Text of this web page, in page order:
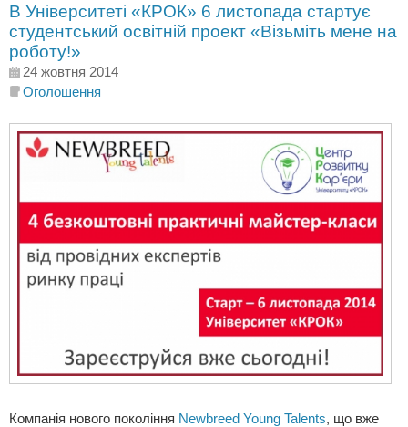
В Університеті «КРОК» 6 листопада стартує
студентський освітній проект «Візьміть мене на
роботу!»
24 жовтня 2014
Оголошення
Компанія нового покоління Newbreed Young Talents, що вже